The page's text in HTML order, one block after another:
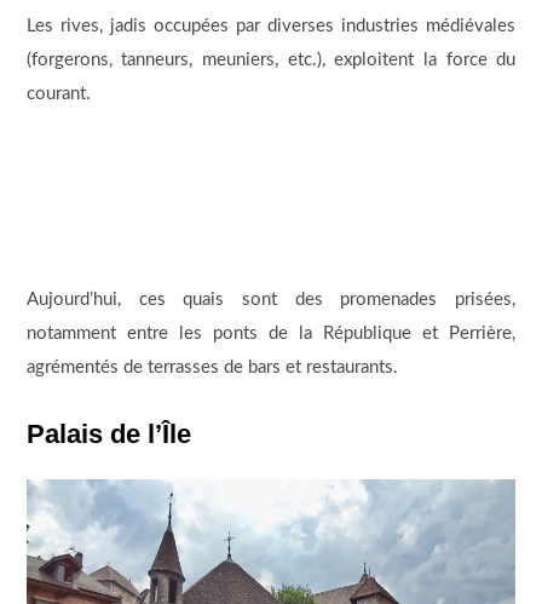
Les rives, jadis occupées par diverses industries médiévales
(forgerons, tanneurs, meuniers, etc.), exploitent la force du
courant.
Aujourd’hui, ces quais sont des promenades prisées,
notamment entre les ponts de la République et Perrière,
agrémentés de terrasses de bars et restaurants.
Palais de l’Île